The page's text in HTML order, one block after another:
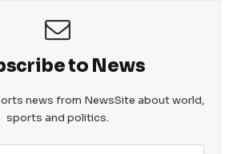
er
to News
news from NewsSite about world,
sports and politics.